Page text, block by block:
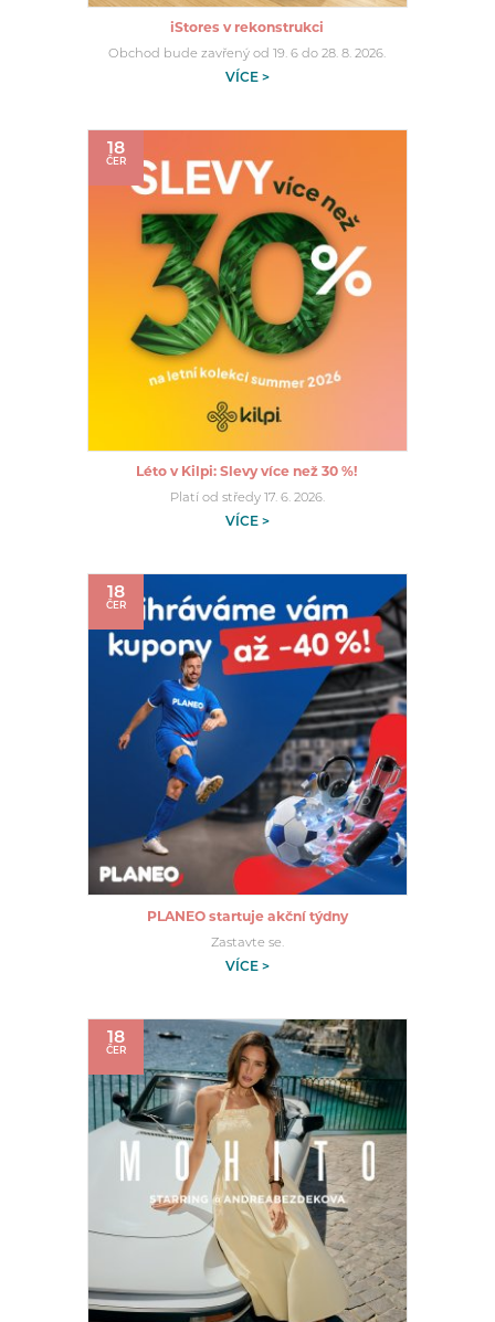
iStores v rekonstrukci
Obchod bude zavřený od 19. 6 do 28. 8. 2026.
VÍCE >
18
ČER
Léto v Kilpi: Slevy více než 30 %!
Platí od středy 17. 6. 2026.
VÍCE >
18
ČER
PLANEO startuje akční týdny
Zastavte se.
VÍCE >
18
ČER